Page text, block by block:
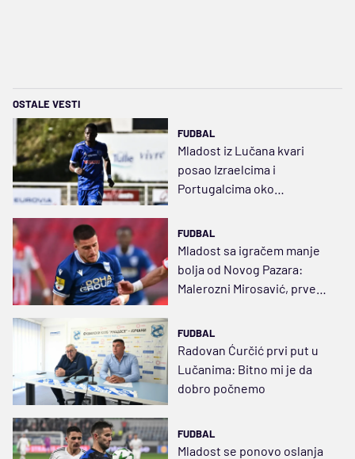
OSTALE VESTI
FUDBAL
Mladost iz Lučana kvari
posao Izraelcima i
Portugalcima oko
FUDBAL
Mladost sa igračem manje
bolja od Novog Pazara:
Malerozni Mirosavić, prvenci
FUDBAL
Radovan Ćurčić prvi put u
Lučanima: Bitno mi je da
dobro počnemo
FUDBAL
Mladost se ponovo oslanja